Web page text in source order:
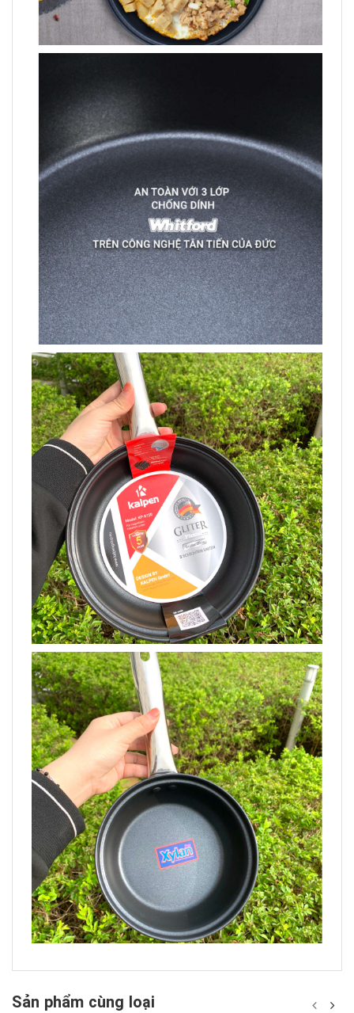
Sản phẩm cùng loại